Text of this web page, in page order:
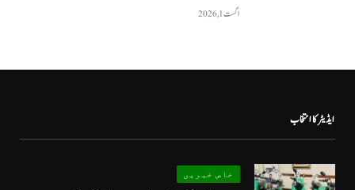
اگست 1, 2026
ایڈیٹر کا انتخاب
خاص خبریں